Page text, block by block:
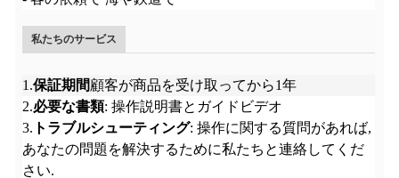
私たちのサービス
1.保証期間顧客が商品を受け取ってから1年
2.必要な書類: 操作説明書とガイドビデオ
3. トラブルシューティング: 操作に関する質問があれば,
あなたの問題を解決するために私たちと連絡してくだ
さい.